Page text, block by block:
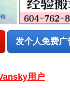
发个人免费广
用户